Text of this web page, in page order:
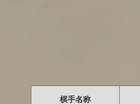
棋手名称